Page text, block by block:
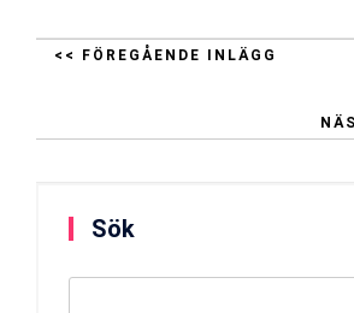
<< FÖREGÅENDE INLÄGG
Sök